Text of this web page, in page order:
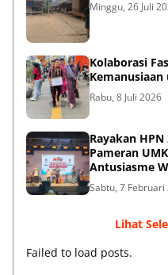
Minggu, 26 Juli
Kolaborasi
Rabu, 8 Juli 2026
Rayakan
Pameran
Antusiasme
Sabtu, 7 Februari
Lihat
Failed to load posts.